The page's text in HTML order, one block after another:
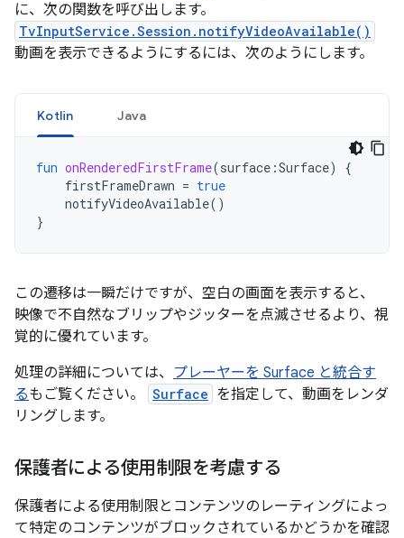
に、次の関数を呼び出します。
TvInputService.Session.notifyVideoAvailable()
動画を表示できるようにするには、次のようにします。
Kotlin Java
fun onRenderedFirstFrame(surface :Surface)
{
firstFrameDrawn = true
notifyVideoAvailable()
}
この遷移は一瞬だけですが、空白の画面を表示すると、
映像で不自然なブリップやジッターを点滅させるより、視
覚的に優れています。
処理の詳細については、 プレーヤーを Surface と統合す
るもご覧ください。 Surface を指定して、動画をレンダ
リングします。
保護者による使用制限を考慮する
保護者による使用制限とコンテンツのレーティングによっ
て特定のコンテンツがブロックされているかどうかを確認